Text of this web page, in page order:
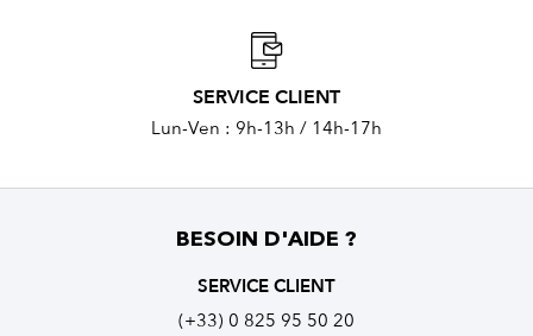
SERVICE CLIENT
Lun-Ven : 9h-13h / 14h-17h
BESOIN D'AIDE ?
SERVICE CLIENT
(+33) 0 825 95 50 20